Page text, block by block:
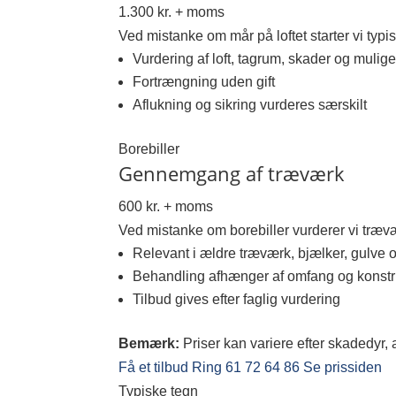
1.300 kr. + moms
Ved mistanke om mår på loftet starter vi
Vurdering af loft, tagrum, skader og
Fortrængning uden gift
Aflukning og sikring vurderes særskilt
Borebiller
Gennemgang af træværk
600 kr. + moms
Ved mistanke om borebiller vurderer vi
Relevant i ældre træværk, bjælker, gulve
Behandling afhænger af omfang og
Tilbud gives efter faglig vurdering
Bemærk: Priser kan variere efter
Få et tilbud Ring 61 72 64 86 Se prissiden
Typiske tegn